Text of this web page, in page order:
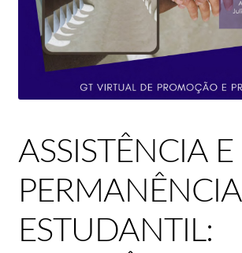
Finalizar compra
Home
Minha conta
Normas para publicação
Notícias
ASSISTÊNCIA E
PERMANÊNCIA
ESTUDANTIL: